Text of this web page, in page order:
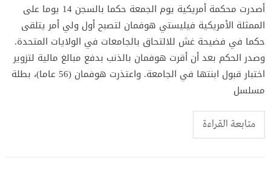
أصدرت محكمة أمريكية يوم الجمعة حكما بالسجن 14 يوما على
الممثلة الأمريكية فيليستي هوفمان لتصبح أول ولي أمر يتلقى
حكما في فضيحة غش للالتحاق بالجامعات في الولايات المتحدة.
وصدر الحكم بعد أن أقرت هوفمان بالذنب بدفع مبالغ مالية لتزوير
اختبار قبول ابنتها في الجامعة. واعتذرت هوفمان (56 عاما)، بطلة
مسلسل
متابعة القراءة